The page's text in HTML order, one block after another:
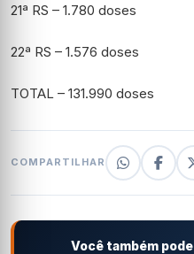
21ª RS – 1.780 doses
22ª RS – 1.576 doses
TOTAL – 131.990 doses
COMPARTILHAR
Você também pode